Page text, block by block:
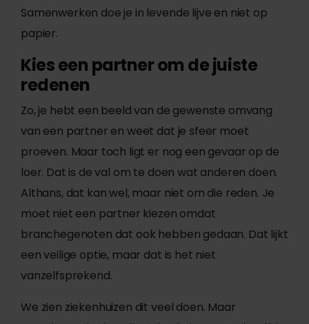
Samenwerken doe je in levende lijve en niet op
papier.
Kies een partner om de juiste
redenen
Zo, je hebt een beeld van de gewenste omvang
van een partner en weet dat je sfeer moet
proeven. Maar toch ligt er nog een gevaar op de
loer. Dat is de val om te doen wat anderen doen.
Althans, dat kan wel, maar niet om die reden. Je
moet niet een partner kiezen omdat
branchegenoten dat ook hebben gedaan. Dat lijkt
een veilige optie, maar dat is het niet
vanzelfsprekend.
We zien ziekenhuizen dit veel doen. Maar